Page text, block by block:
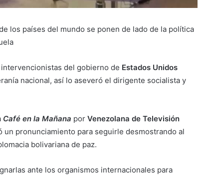
los países del mundo se ponen de lado de la política
del gobierno de Estados Unidos
nacional, así lo aseveró el dirigente socialista y
Café en la Mañana por Venezolana de Televisión
un pronunciamiento para seguirle desmostrando al
bolivariana de paz.
ante los organismos internacionales para